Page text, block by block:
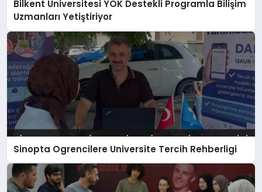
Bilkent Üniversitesi YÖK Destekli Programla Bilişim
Uzmanları Yetiştiriyor
Sinopta Ogrencilere Universite Tercih Rehberligi